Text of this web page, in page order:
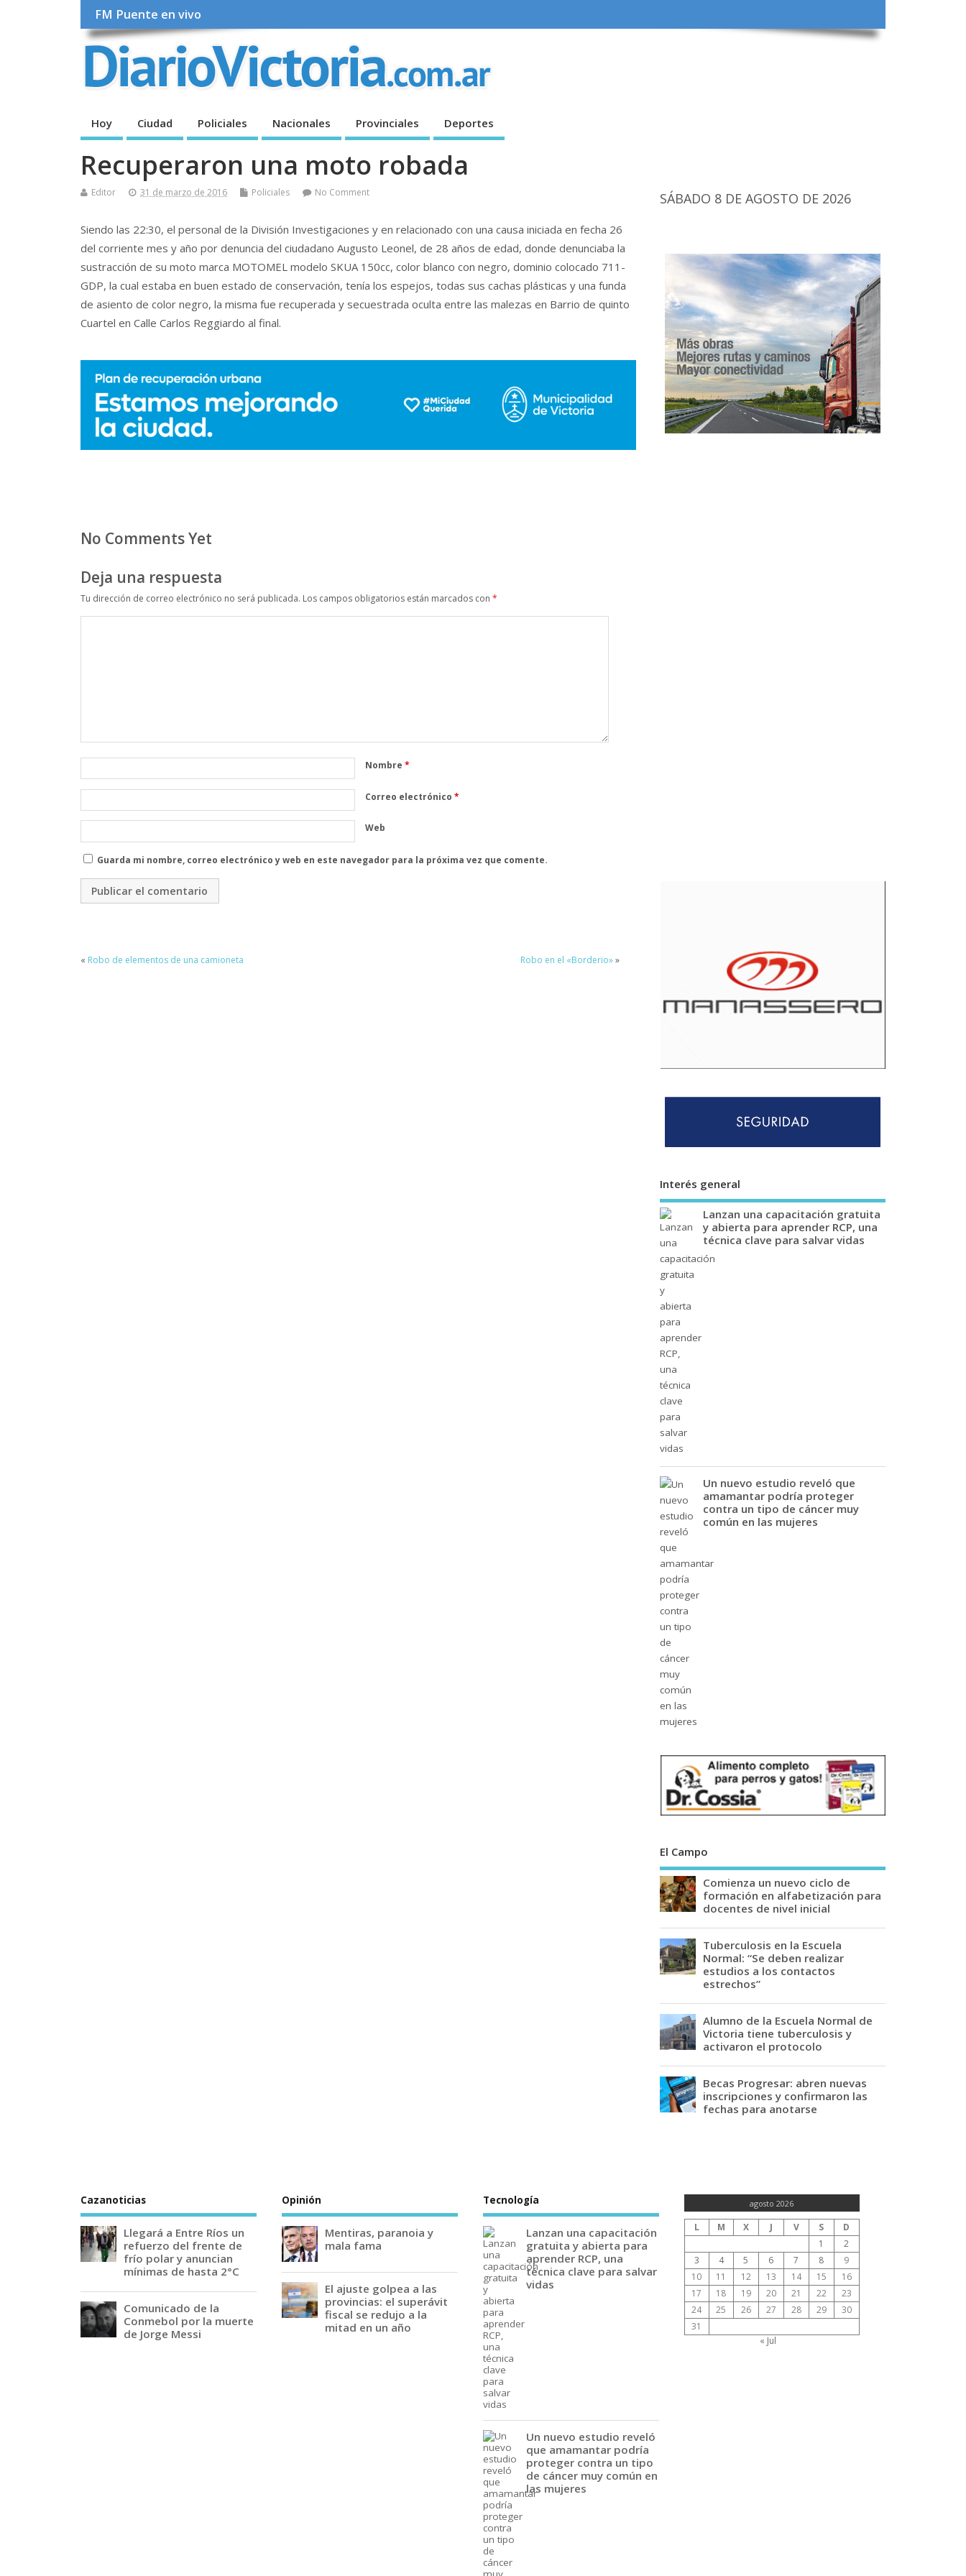
FM Puente en vivo
Hoy Ciudad Policiales Nacionales Provinciales Deportes
Recuperaron una moto robada
Editor 31 de marzo de 2016 Policiales No Comment
Siendo las 22:30, el personal de la División Investigaciones y en relacionado con una causa iniciada en fecha 26
del corriente mes y año por denuncia del ciudadano Augusto Leonel, de 28 años de edad, donde denunciaba la
sustracción de su moto marca MOTOMEL modelo SKUA 150cc, color blanco con negro, dominio colocado 711-
GDP, la cual estaba en buen estado de conservación, tenía los espejos, todas sus cachas plásticas y una funda
de asiento de color negro, la misma fue recuperada y secuestrada oculta entre las malezas en Barrio de quinto
Cuartel en Calle Carlos Reggiardo al final.
No Comments Yet
Deja una respuesta
Tu dirección de correo electrónico no será publicada. Los campos obligatorios están marcados con *
Nombre *
Correo electrónico *
Web
Guarda mi nombre, correo electrónico y web en este navegador para la próxima vez que comente.
« Robo de elementos de una camioneta Robo en el «Borderio»»
SÁBADO 8 DE AGOSTO DE 2026
Interés general
Lanzan una capacitación gratuita
y abierta para aprender RCP, una
técnica clave para salvar vidas
Un nuevo estudio reveló que
amamantar podría proteger
contra un tipo de cáncer muy
común en las mujeres
El Campo
Comienza un nuevo ciclo de
formación en alfabetización para
docentes de nivel inicial
Tuberculosis en la Escuela
Normal: “Se deben realizar
estudios a los contactos
estrechos”
Alumno de la Escuela Normal de
Victoria tiene tuberculosis y
activaron el protocolo
Becas Progresar: abren nuevas
inscripciones y confirmaron las
fechas para anotarse
Cazanoticias
Llegará a Entre Ríos un
refuerzo del frente de
frío polar y anuncian
mínimas de hasta 2°C
Comunicado de la
Conmebol por la muerte
de Jorge Messi
Opinión
Mentiras, paranoia y
mala fama
El ajuste golpea a las
provincias: el superávit
fiscal se redujo a la
mitad en un año
Tecnología
Lanzan una capacitación
gratuita y abierta para
aprender RCP, una
técnica clave para salvar
vidas
Un nuevo estudio reveló
que amamantar podría
proteger contra un tipo
de cáncer muy común en
las mujeres
agosto 2026
L M X J V S
D
1
2
3
4 5 6 7 8
9
10
11 12 13 14 15
16
17
18 19 20 21 22
23
24
25 26 27 28 29
30
31
« Jul